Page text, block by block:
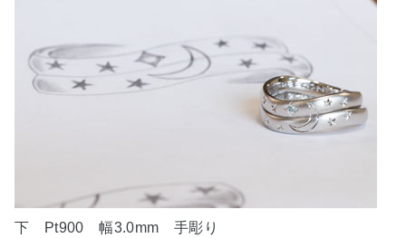
下 Pt900 幅3.0mm 手彫り